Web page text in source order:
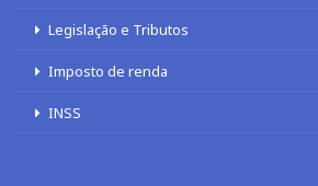
Legislação e Tributos
Imposto de renda
INSS